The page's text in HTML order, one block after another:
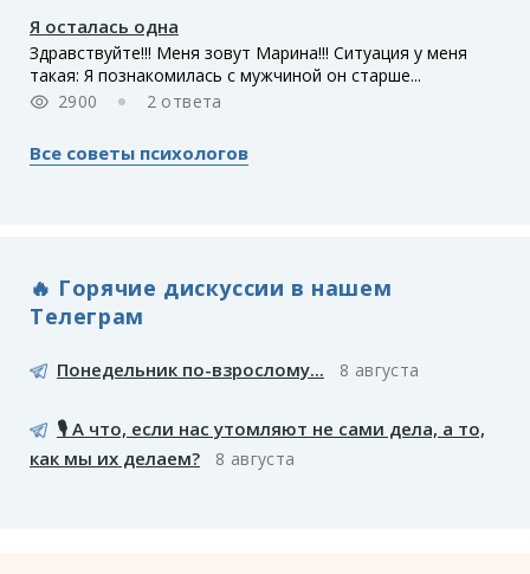
Я осталась одна
Здравствуйте!!! Меня зовут Марина!!! Ситуация у меня
такая: Я познакомилась с мужчиной он старше...
2900
2 ответа
Все советы психологов
🔥 Горячие дискуссии в нашем
Телеграм
Понедельник по-взрослому... 8 августа
🎙️ А что, если нас утомляют не сами дела, а то,
как мы их делаем?
8 августа